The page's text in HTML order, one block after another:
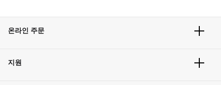
온라인 주문
주문 방법
지원